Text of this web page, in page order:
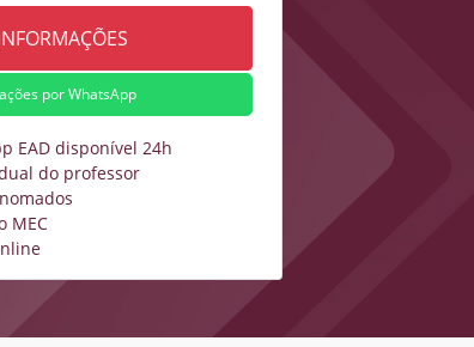
por WhatsApp
EAD disponível 24h
do professor
MEC